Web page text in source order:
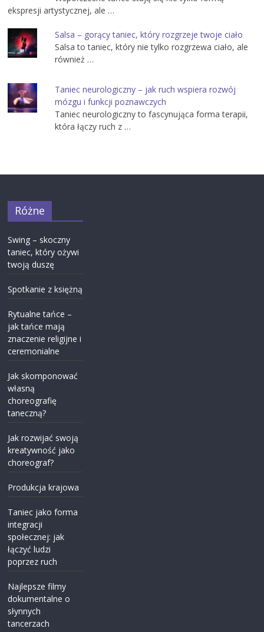
ekspresji artystycznej, ale …
Salsa – gorący taniec, który rozgrzeje twoje ciało
Salsa to taniec, który nie tylko rozgrzewa ciało, ale
również …
Taniec neurologiczny – jak ruch wspiera rozwój
mózgu i funkcji poznawczych
Taniec neurologiczny to fascynująca forma terapii,
która łączy ruch z …
Różne
Swing – skoczny
taniec, który ożywi
twoją duszę
Spotkanie z księżną
Rytualne tańce –
jak tańce mają
znaczenie religijne i
ceremonialne
Jak skomponować
własną
choreografię
taneczną?
Jak rozwijać swoją
kreatywność jako
choreograf?
Produkcja krajowa
Taniec jako forma
integracji
społecznej: jak
łączyć ludzi
poprzez ruch
Najlepsze filmy
dokumentalne o
słynnych
tancerzach